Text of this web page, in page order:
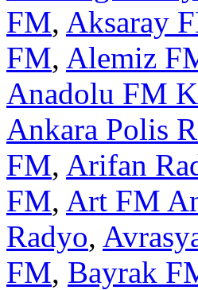
FM, Aksaray
FM, Alemiz
Anadolu FM
Ankara Polis
FM, Arifan
FM, Art FM
Radyo,
FM, Bayrak